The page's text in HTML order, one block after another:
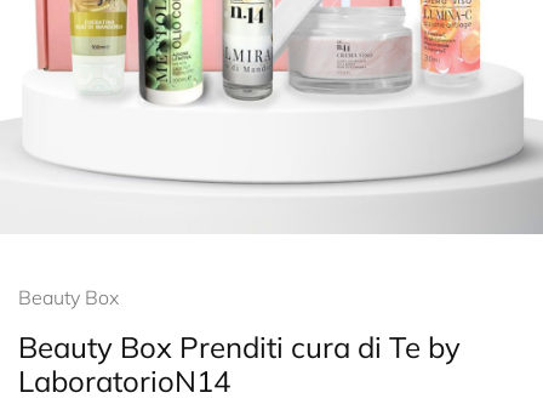
Beauty Box
Beauty Box Prenditi cura di Te by
LaboratorioN14